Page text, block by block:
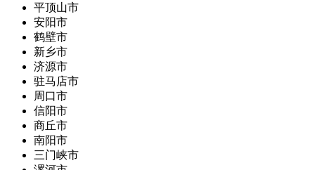
平顶山市
安阳市
鹤壁市
新乡市
济源市
驻马店市
周口市
信阳市
商丘市
南阳市
三门峡市